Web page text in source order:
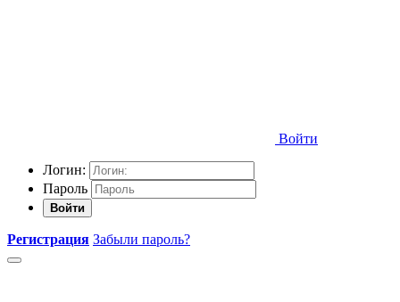
Войти
Логин:
Пароль
Войти
Регистрация Забыли пароль?